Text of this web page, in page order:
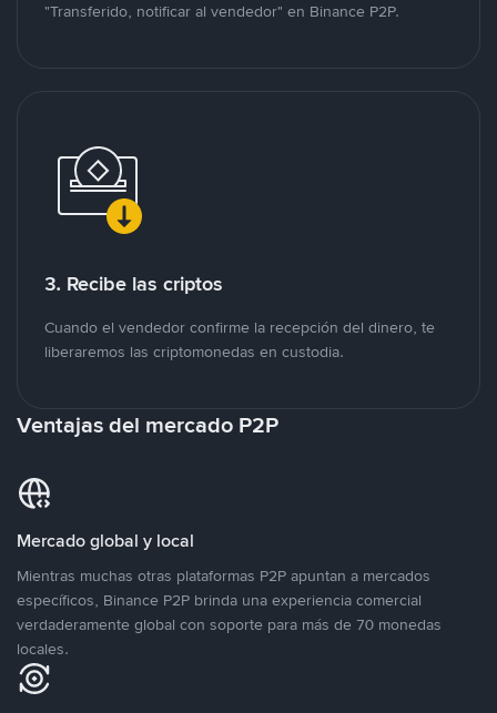
"Transferido, notificar al vendedor" en Binance P2P.
3. Recibe las criptos
Cuando el vendedor confirme la recepción del dinero, te
liberaremos las criptomonedas en custodia.
Ventajas del mercado P2P
Mercado global y local
Mientras muchas otras plataformas P2P apuntan a mercados
específicos, Binance P2P brinda una experiencia comercial
verdaderamente global con soporte para más de 70 monedas
locales.